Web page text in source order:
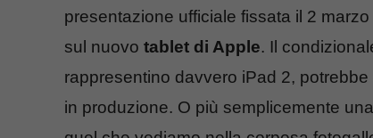
presentazione ufficiale fissata il 2
sul nuovo tablet di Apple. Il
rappresentino davvero iPad 2,
in produzione. O più semplicemente una